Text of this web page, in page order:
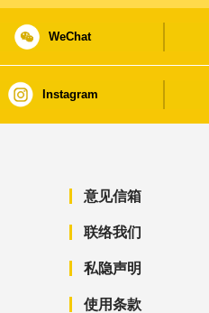
WeChat
Instagram
意见信箱
联络我们
私隐声明
使用条款